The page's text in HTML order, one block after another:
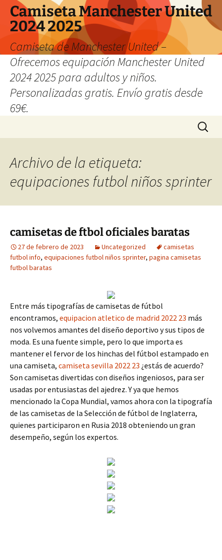
Camiseta Manchester United
2024 2025
Camiseta de Manchester United –
Ofrecemos equipación Manchester United
2024 2025 para adultos y niños.
Personalizadas gratis. Envío gratis desde
69€.
Buscar:
Archivo de la etiqueta:
equipaciones futbol niños sprinter
camisetas de ftbol oficiales baratas
27 de febrero de 2023 Uncategorized
camisetas
futbol info, equipaciones futbol niños sprinter, pagina camisetas
futbol baratas
Entre más tipografías de camisetas de fútbol
encontramos, equipacion atletico de madrid 2022 23 más
nos volvemos amantes del diseño deportivo y sus tipos de
moda. Es una fuente simple, pero lo que importa es
mantener el fervor de los hinchas del fútbol estampado en
una camiseta, camiseta sevilla 2022 23 ¿estás de acuerdo?
Son camisetas divertidas con diseños ingeniosos, para ser
usadas por entusiastas del ajedrez. Y ya que hemos
mencionado la Copa Mundial, vamos ahora con la tipografía
de las camisetas de la Selección de fútbol de Inglaterra,
quienes participaron en Rusia 2018 obteniendo un gran
desempeño, según los expertos.